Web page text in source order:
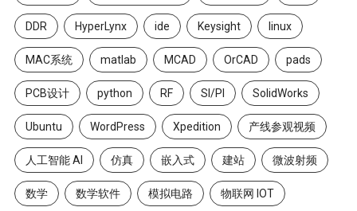
DDR HyperLynx ide Keysight linux
MAC系统 matlab MCAD OrCAD pads
PCB设计 python RF SI/PI SolidWorks
Ubuntu WordPress Xpedition 产线参观视频
人工智能 AI 仿真 嵌入式 建站 微波射频
数学 数学软件 模拟电路 物联网 IOT